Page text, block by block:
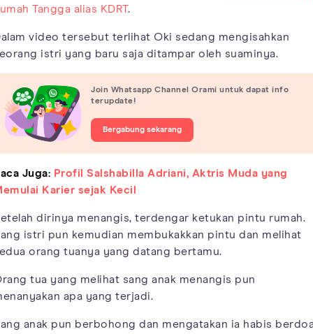
Tangga alias KDRT.
video tersebut terlihat Oki sedang mengisahkan
istri yang baru saja ditampar oleh suaminya.
Join Whatsapp Channel Orami untuk dapat info
terupdate!
Bergabung sekarang
Juga: Profil Salshabilla Adriani, Aktris Muda yang
Karier sejak Kecil
dirinya menangis, terdengar ketukan pintu rumah.
istri pun kemudian membukakkan pintu dan melihat
orang tuanya yang datang bertamu.
tua yang melihat sang anak menangis pun
apa yang terjadi.
anak pun berbohong dan mengatakan ia habis